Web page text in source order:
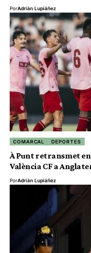
PorAdrián Lupiáñez
COMARCAL DEPORTES
À Punt retransmet
València CF a
PorAdrián Lupiáñez